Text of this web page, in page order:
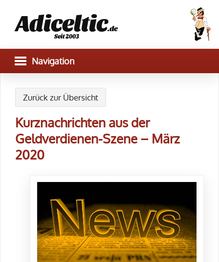
Adiceltic.de
Seit 2003
Zurück zur Übersicht
Kurznachrichten aus der
Geldverdienen-Szene – März
2020